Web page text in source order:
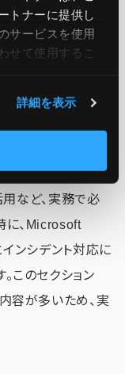
トナーに提供し
サービスを使用
せて使用​​するこ
詳細を表示
ィオペレーション
理、Key Vaultの構
など、実務で必
に、Microsoft
ンシデント対応に
このセクション
容が多いため、実